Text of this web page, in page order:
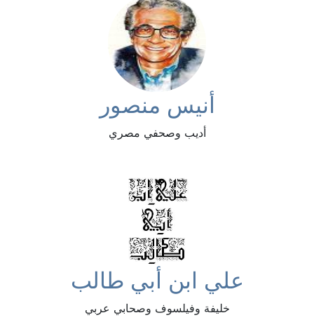
أنيس منصور
أديب وصحفي مصري
علي ابن أبي طالب
خليفة وفيلسوف وصحابي عربي